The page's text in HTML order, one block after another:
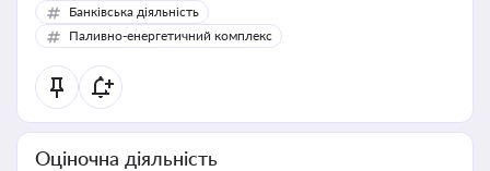
Банківська діяльність
Паливно-енергетичний комплекс
Оціночна діяльність